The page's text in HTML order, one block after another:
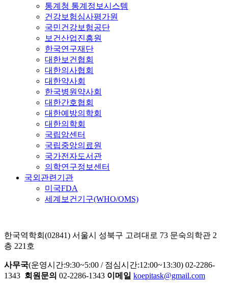
통계청 통계정보시스템
건강보험심사평가원
국민건강보험공단
보건산업진흥원
한국연구재단
대한보건협회
대한의사협회
대한약사회
한국병원약사회
대한간호협회
대한예방의학회
대한의학회
국립암센터
국립중앙의료원
국가전자도서관
의학연구정보센터
국외관련기관
미국FDA
세계보건기구(WHO/OMS)
한국역학회(02841) 서울시 성북구 고려대로 73 문숙의학관 2
층 221호
사무국(운영시간:9:30~5:00 / 점심시간:12:00~13:30) 02-2286-
1343 회원문의 02-2286-1343 이메일 koepitask@gmail.com